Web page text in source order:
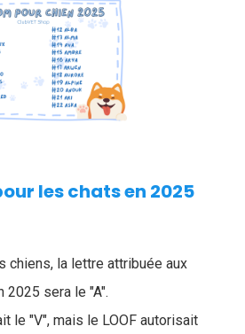
les chats en 2025
chiens, la lettre attribuée aux
2025 sera le "A".
le "V", mais le LOOF autorisait